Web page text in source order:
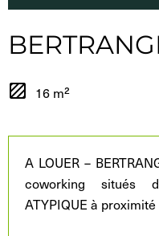
16 m²
A LOUER –
coworking situés
ATYPIQUE à